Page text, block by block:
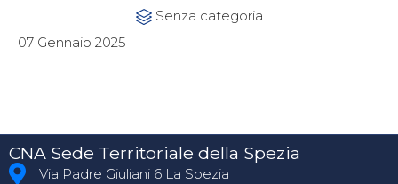
 Category
Senza categoria
07 Gennaio 2025
CNA Sede Territoriale della Spezia
Via Padre Giuliani 6 La Spezia